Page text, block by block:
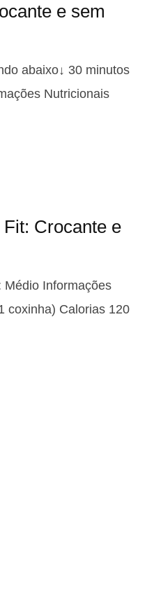
e sem
abaixo↓ 30 minutos
Nutricionais
Crocante e
Médio Informações
coxinha) Calorias 120